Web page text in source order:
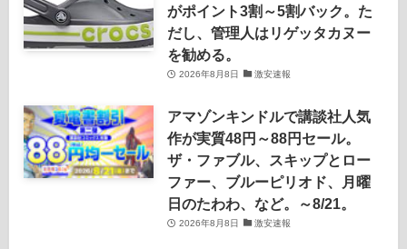
がポイント3割～5割バック。た
だし、管理人はリゲッタカヌー
を勧める。
2026年8月8日 激安速報
アマゾンキンドルで講談社人気
作が実質48円～88円セール。
ザ・ファブル、スキップとロー
ファー、ブルーピリオド、月曜
日のたわわ、など。～8/21。
2026年8月8日 激安速報